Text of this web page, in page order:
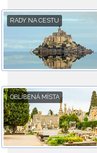
RADY NA CESTU
OBLÍBENÁ MÍSTA